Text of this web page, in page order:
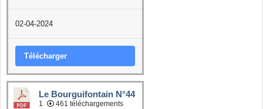
02-04-2024
Télécharger
Le Bourguifontain N°44
1 461 téléchargements